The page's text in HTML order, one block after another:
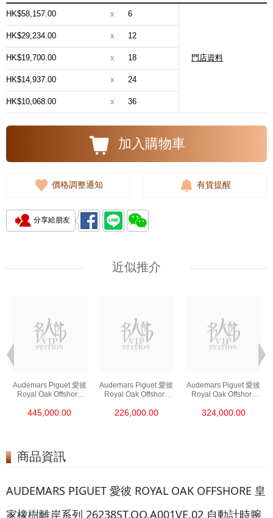
HK$58,157.00 x 6
門店資料
HK$29,234.00 x 12
HK$19,700.00 x 18
HK$14,937.00 x 24
HK$10,068.00 x 36
加入購物車
價格調整通知 有貨提醒
分享給朋友
近似推介
Audemars Piguet 愛彼
Royal Oak Offshore
26420ro.Oo.A002ca.0
445,000.00
Audemars Piguet 愛彼
Royal Oak Offshore
26420so.Oo.A002ca.0
226,000.00
Audemars Piguet 愛彼
Royal Oak Offshore
26420so.Oo.A600ca.0
324,000.00
商品資訊
AUDEMARS PIGUET 愛彼 ROYAL OAK OFFSHORE 皇
家橡樹離岸系列 26238ST.OO.A001VE.02 自動計時腕